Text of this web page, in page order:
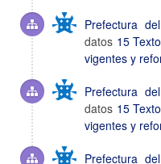
Prefectura
datos 15
vigentes y
Prefectura
datos 15
vigentes y
Prefectura